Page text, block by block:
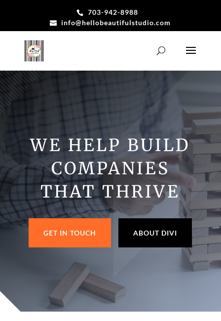
703-942-8988
info@hellobeautifulstudio.com
WE HELP BUILD
COMPANIES
THAT THRIVE
GET IN TOUCH ABOUT DIVI